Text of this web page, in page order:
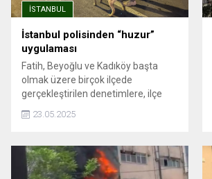
İSTANBUL
İstanbul polisinden “huzur”
uygulaması
Fatih, Beyoğlu ve Kadıköy başta
olmak üzere birçok ilçede
gerçekleştirilen denetimlere, ilçe
emniyet müdürlükleri, Asayiş, Özel
Harekat ve Trafik Denetleme şube
Uygulama noktalarında durdurulan
araçlar detaylı ...
23.05.2025